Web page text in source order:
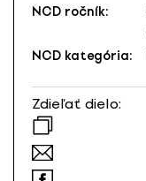
NCD ročník:
NCD kategória:
Zdieľať dielo: